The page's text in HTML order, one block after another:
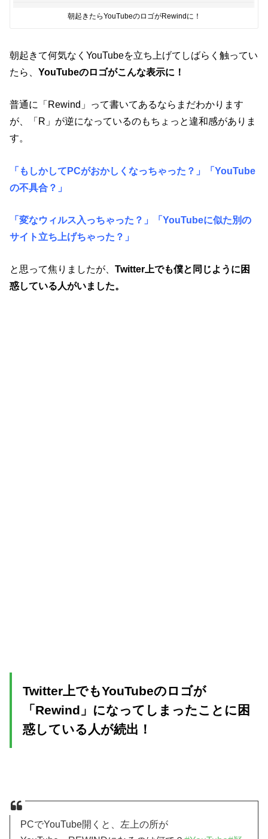
朝起きたらYouTubeのロゴがRewindに！
朝起きて何気なくYouTubeを立ち上げてしばらく触ってい
たら、YouTubeのロゴがこんな表示に！
普通に「Rewind」って書いてあるならまだわかります
が、「R」が逆になっているのもちょっと違和感がありま
す。
「もしかしてPCがおかしくなっちゃった？」「YouTube
の不具合？」
「変なウィルス入っちゃった？」「YouTubeに似た別の
サイト立ち上げちゃった？」
と思って焦りましたが、Twitter上でも僕と同じように困
惑している人がいました。
Twitter上でもYouTubeのロゴが
「Rewind」になってしまったことに困
惑している人が続出！
PCでYouTube開くと、左上の所が